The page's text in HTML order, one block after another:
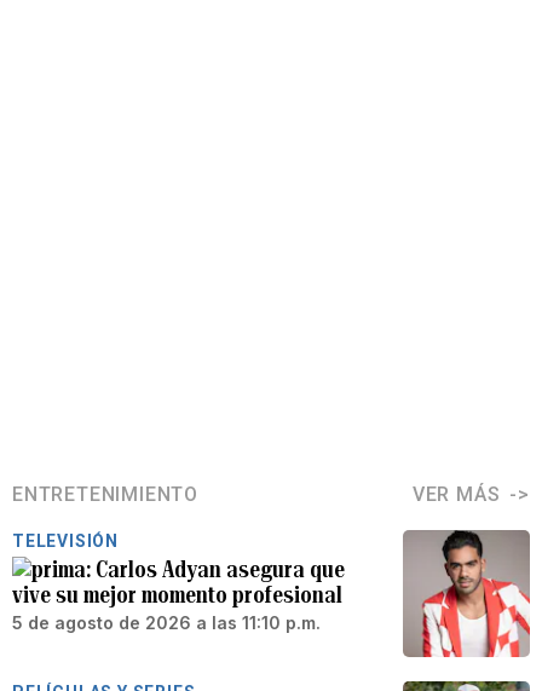
ENTRETENIMIENTO VER MÁS
TELEVISIÓN
Carlos Adyan asegura que
vive su mejor momento profesional
5 de agosto de 2026 a las 11:10 p.m.